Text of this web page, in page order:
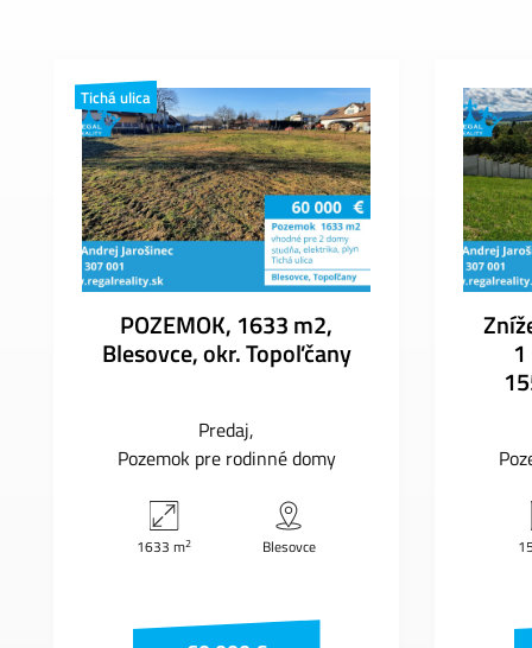
Tichá ulica
POZEMOK, 1633 m2,
Blesovce, okr. Topoľčany
Predaj
Pozemok pre rodinné domy
1633 m2 Blesovce